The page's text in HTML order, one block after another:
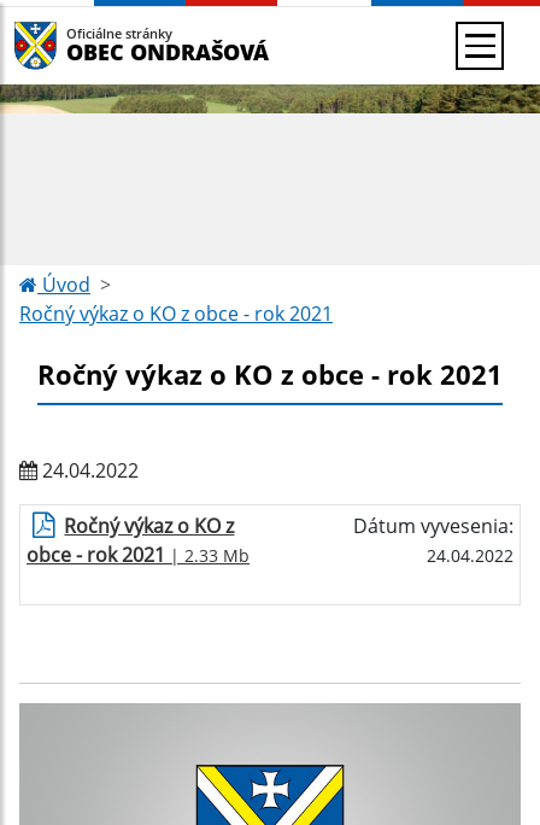
Oficiálne stránky
OBEC ONDRAŠOVÁ
Úvod
Ročný výkaz o KO z obce - rok 2021
Ročný výkaz o KO z obce - rok 2021
24.04.2022
Ročný výkaz o KO z
obce - rok 2021 | 2.33 Mb
Dátum vyvesenia:
24.04.2022